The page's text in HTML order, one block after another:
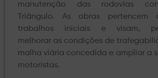
manutenção das rodovias
Triângulo. As obras
trabalhos iniciais e visam,
melhorar as condições de
malha viária concedida e ampliar a
motoristas.